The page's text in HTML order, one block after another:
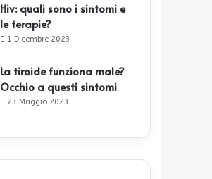
Hiv: quali sono i sintomi e
le terapie?
1 Dicembre 2023
La tiroide funziona male?
Occhio a questi sintomi
23 Maggio 2023